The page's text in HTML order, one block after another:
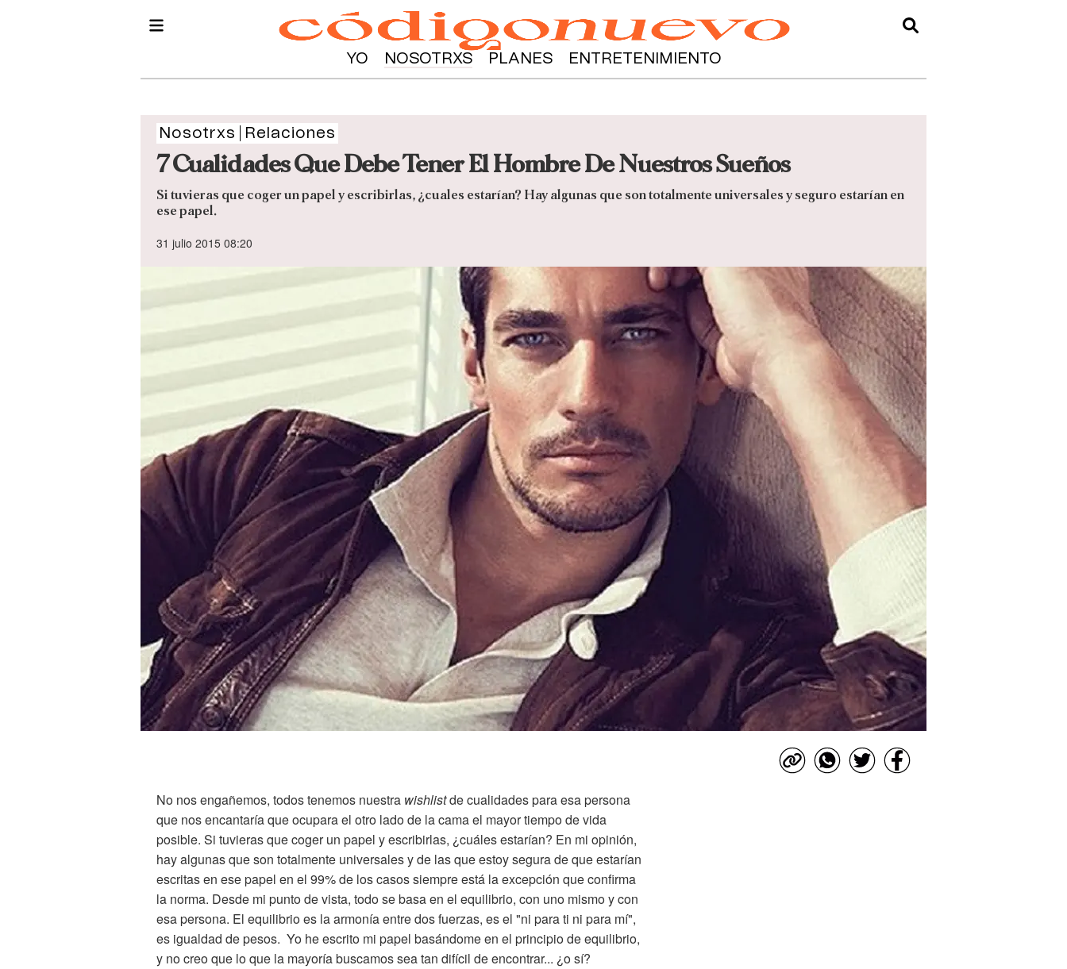
YO NOSOTRXS PLANES ENTRETENIMIENTO
Nosotrxs Relaciones
7 Cualidades Que Debe Tener El Hombre De Nuestros Sueños
Si tuvieras que coger un papel y escribirlas, ¿cuales estarían? Hay algunas que son totalmente universales y seguro estarían en
ese papel.
31 julio 2015 08:20
No nos engañemos, todos tenemos nuestra wishlistde cualidades para esa persona
que nos encantaría que ocupara el otro lado de la cama el mayor tiempo de vida
posible. Si tuvieras que coger un papel y escribirlas, ¿cuáles estarían? En mi opinión,
hay algunas que son totalmente universales y de las que estoy segura de que estarían
escritas en ese papel en el 99% de los casos siempre está la excepción que confirma
la norma. Desde mi punto de vista, todo se basa en el equilibrio, con uno mismo y con
esa persona. El equilibrio es la armonía entre dos fuerzas, es el "ni para ti ni para mí",
es igualdad de pesos. Yo he escrito mi papel basándome en el principio de equilibrio,
y no creo que lo que la mayoría buscamos sea tan difícil de encontrar... ¿o sí?